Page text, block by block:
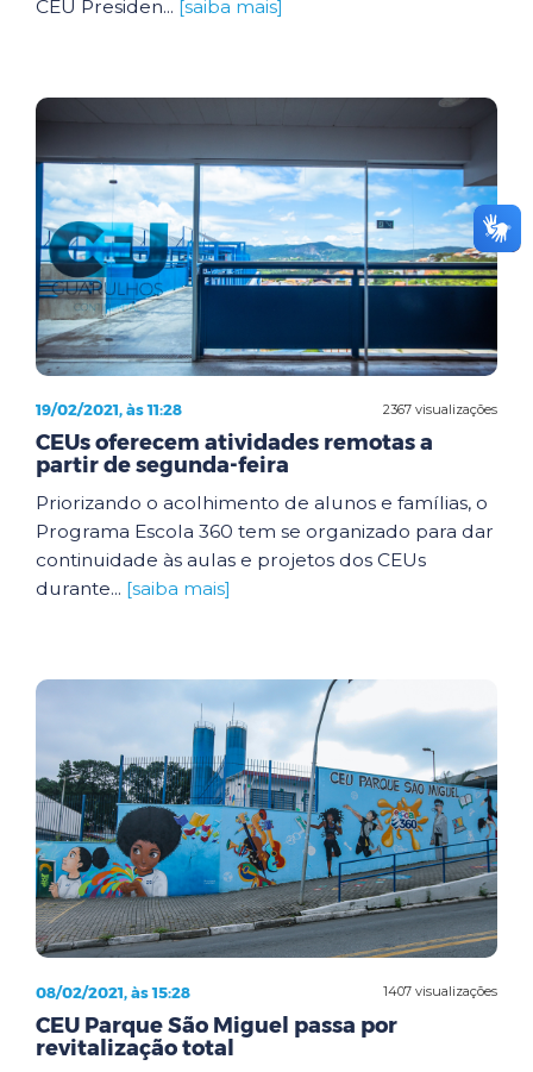
CEU Presiden... [saiba mais]
2367 visualizações
19/02/2021, às 11:28
CEUs oferecem atividades remotas a
partir de segunda-feira
Priorizando o acolhimento de alunos e famílias, o
Programa Escola 360 tem se organizado para dar
continuidade às aulas e projetos dos CEUs
durante... [saiba mais]
1407 visualizações
08/02/2021, às 15:28
CEU Parque São Miguel passa por
revitalização total